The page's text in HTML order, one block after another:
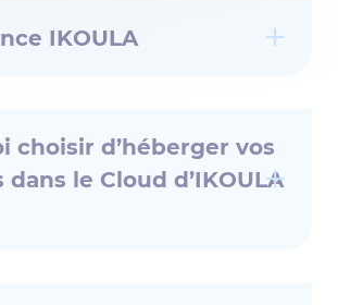
IKOULA
choisir d’héberger vos
le Cloud d’IKOULA